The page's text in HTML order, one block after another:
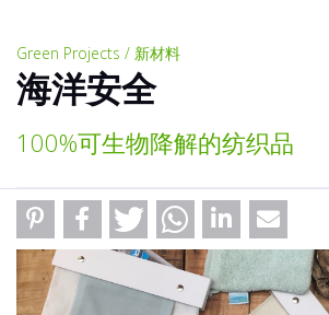
Green Projects / 新材料
海洋安全
100%可生物降解的纺织品